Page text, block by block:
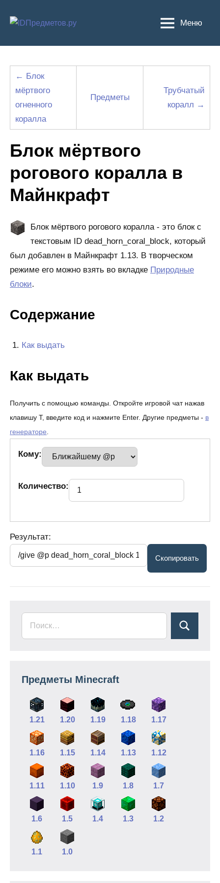
Меню
← Блок
мёртвого
огненного
коралла
Предметы
Трубчатый
коралл →
Блок мёртвого
рогового коралла в
Майнкрафт
Блок мёртвого рогового коралла - это блок с
текстовым ID dead_horn_coral_block, который
был добавлен в Майнкрафт 1.13. В творческом
режиме его можно взять во вкладке Природные
блоки.
Содержание
Как выдать
Как выдать
Получить с помощью команды. Откройте игровой чат нажав
клавишу T, введите код и нажмите Enter. Другие предметы - в
генераторе.
Кому:
Количество:
Результат:
Предметы Minecraft
1.21 1.20 1.19 1.18 1.17
1.16 1.15 1.14 1.13 1.12
1.11 1.10 1.9 1.8 1.7
1.6 1.5 1.4 1.3 1.2
1.1 1.0